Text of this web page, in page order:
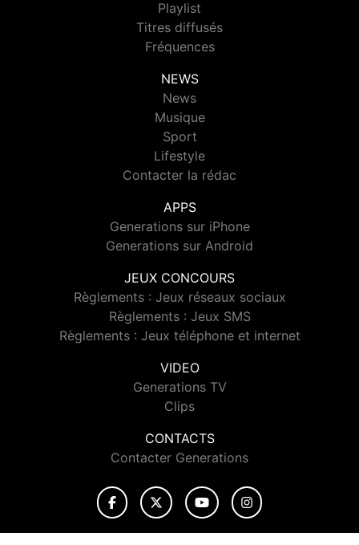
Playlist
Titres diffusés
Fréquences
NEWS
News
Musique
Sport
Lifestyle
Contacter la rédac
APPS
Generations sur iPhone
Generations sur Android
JEUX CONCOURS
Règlements : Jeux réseaux sociaux
Règlements : Jeux SMS
Règlements : Jeux téléphone et internet
VIDEO
Generations TV
Clips
CONTACTS
Contacter Generations